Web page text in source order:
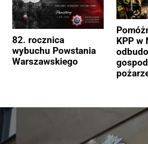
82. rocznica
wybuchu Powstania
Warszawskiego
KPP w